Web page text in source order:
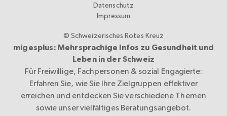
Datenschutz
Impressum
© Schweizerisches Rotes Kreuz
migesplus: Mehrsprachige Infos zu Gesundheit und
Leben in der Schweiz
Für Freiwillige, Fachpersonen & sozial Engagierte:
Erfahren Sie, wie Sie Ihre Zielgruppen effektiver
erreichen und entdecken Sie verschiedene Themen
sowie unser vielfältiges Beratungsangebot.